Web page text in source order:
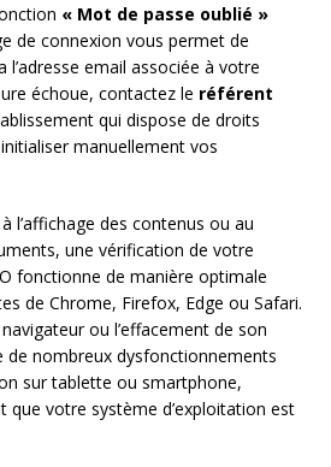
« Mot de passe oublié »
de connexion vous permet de
l’adresse email associée à votre
échoue, contactez le référent
qui dispose de droits
manuellement vos
l’affichage des contenus ou au
une vérification de votre
fonctionne de manière optimale
de Chrome, Firefox, Edge ou Safari.
ou l’effacement de son
de nombreux dysfonctionnements
sur tablette ou smartphone,
que votre système d’exploitation est